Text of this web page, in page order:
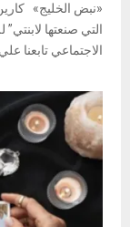
«نبض الخليج»
التي صنعتها
الاجتماعي تابعنا